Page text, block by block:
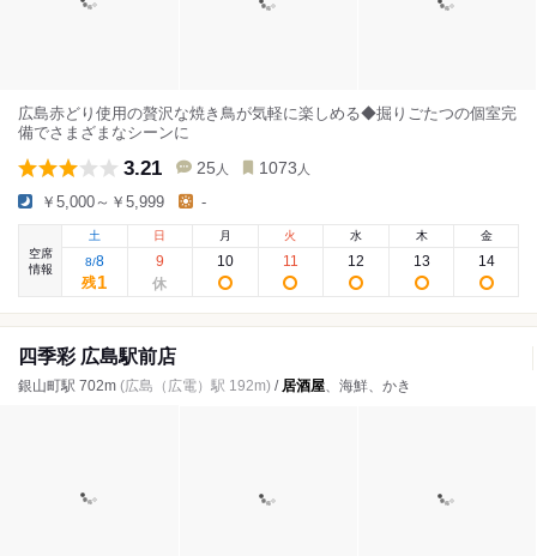
広島赤どり使用の贅沢な焼き鳥が気軽に楽しめる◆掘りごたつの個室完
備でさまざまなシーンに
3.21 25 人 1073 人
￥5,000～￥5,999 -
空席
情報
土
8/8
残1
日
9
月
10
火
11
水
12
木
13
金
14
四季彩 広島駅前店
銀山町駅 702m (広島（広電）駅 192m) / 居酒屋、海鮮、かき